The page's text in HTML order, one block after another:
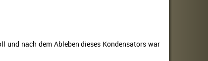
und nach dem Ableben dieses Kondensators war